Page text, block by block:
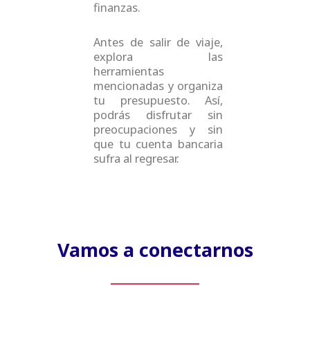
finanzas.
Antes de salir de viaje,
explora las
herramientas
mencionadas y organiza
tu presupuesto. Así,
podrás disfrutar sin
preocupaciones y sin
que tu cuenta bancaria
sufra al regresar.
Vamos a conectarnos